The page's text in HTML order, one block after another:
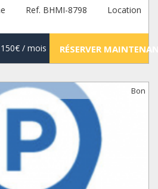
Ref. BHMI-8798
Location
150€/ mois RÉSERVER
Bon